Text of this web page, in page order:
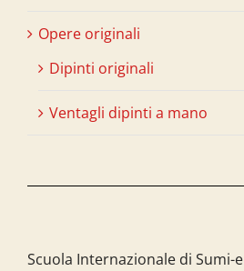
Opere originali
Dipinti originali
Ventagli dipinti a mano
Scuola Internazionale di Sumi-e